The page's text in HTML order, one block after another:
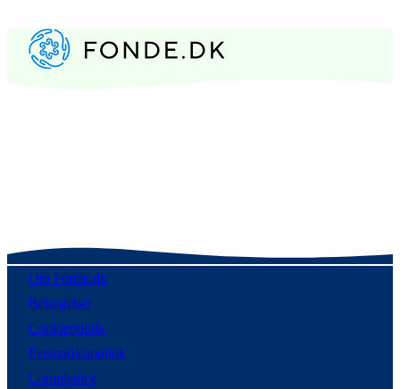
Om Fonde.dk
Betingelser
Cookiepolitik
Persondatapolitik
Compliance